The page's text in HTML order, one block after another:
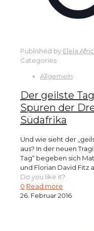
Published by Elela
Categories
Allgemein
Der geilste
Spuren der
Südafrika
Und wie sieht der
aus? In der neuen
Tag“ begeben sich
und Florian David Fitz
Do you like it?
0 Read more
26. Februar 2016